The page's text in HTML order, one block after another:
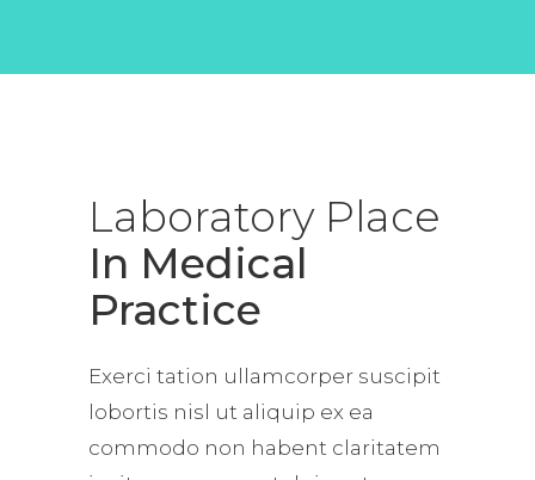
Laboratory Place
In Medical
Practice
Exerci tation ullamcorper suscipit
lobortis nisl ut aliquip ex ea
commodo non habent claritatem